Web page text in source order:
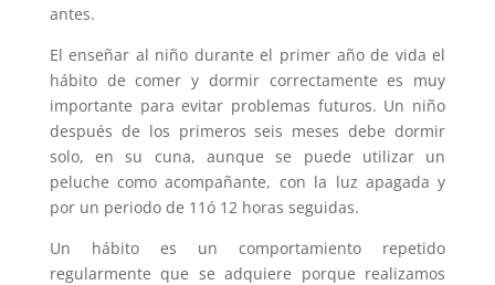
antes.
El enseñar al niño durante el primer año de vida el
hábito de comer y dormir correctamente es muy
importante para evitar problemas futuros. Un niño
después de los primeros seis meses debe dormir
solo, en su cuna, aunque se puede utilizar un
peluche como acompañante, con la luz apagada y
por un periodo de 11ó 12 horas seguidas.
Un hábito es un comportamiento repetido
regularmente que se adquiere porque realizamos